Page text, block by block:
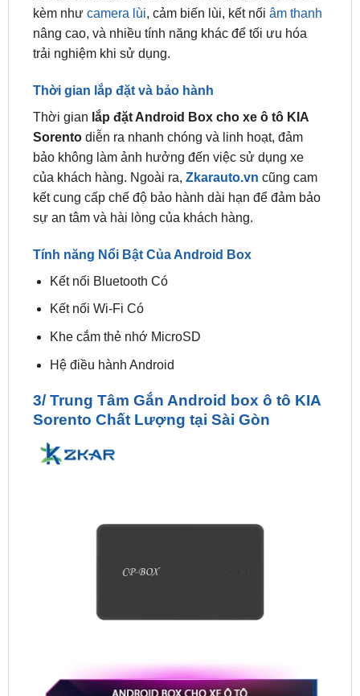
trải nghiệm khi sử dụng.
Thời gian lắp đặt và bảo hành
Sorentodiễn ra nhanh chóng và linh hoạt, đảm
bảo không làm ảnh hưởng đến việc sử dụng xe
của khách hàng. Ngoài ra,Zkarauto.vncũng cam
kết cung cấp chế độ bảo hành dài hạn để đảm bảo
sự an tâm và hài lòng của khách hàng.
Tính năng Nổi Bật Của Android Box
3/ Trung Tâm Gắn Android box ô tô KIA